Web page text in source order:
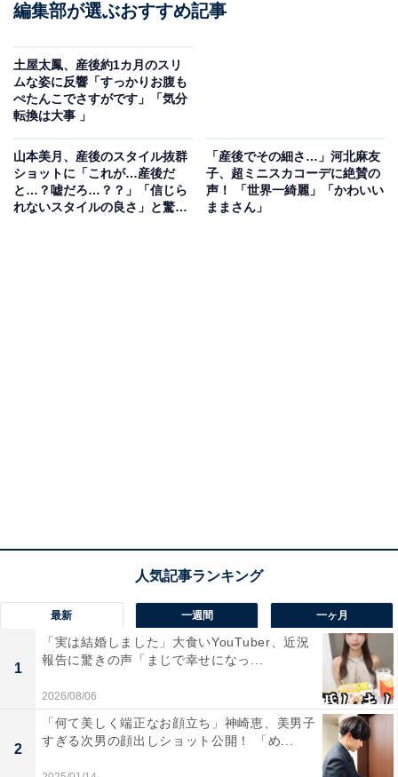
編集部が選ぶおすすめ記事
土屋太鳳、産後約1カ月のスリ
ムな姿に反響「すっかりお腹も
ぺたんこでさすがです」「気分
転換は大事 」
山本美月、産後のスタイル抜群
ショットに「これが…産後だ
と…？嘘だろ…？？」「信じら
れないスタイルの良さ」と驚き
「産後でその細さ…」河北麻友
子、超ミニスカコーデに絶賛の
声！ 「世界一綺麗」「かわいい
ままさん」
最新 一週間 一ヶ月
1
「実は結婚しました」大食いYouTuber、近況
報告に驚きの声「まじで幸せになっ...
2026/08/06
2
「何て美しく端正なお顔立ち」神崎恵、美男子
すぎる次男の顔出しショット公開！ 「め...